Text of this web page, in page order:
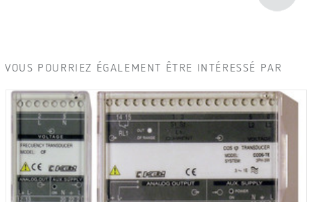
VOUS POURRIEZ ÉGALEMENT ÊTRE INTÉRESSÉ PAR